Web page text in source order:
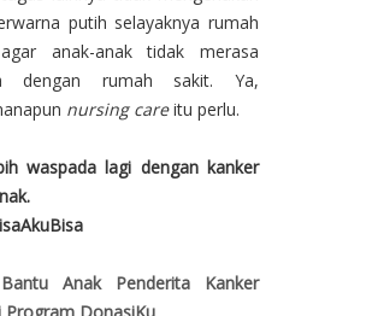
putih selayaknya rumah
anak-anak tidak merasa
dengan rumah sakit. Ya,
nursing careitu perlu.
waspada lagi dengan kanker
Bantu Anak Penderita Kanker
Program DonasiKu